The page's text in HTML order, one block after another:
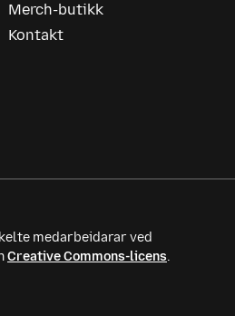
Merch-butikk
Kontakt
medarbeidarar ved
Creative Commons-licens.